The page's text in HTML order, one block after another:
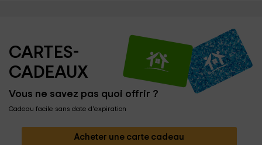
CARTES-
CADEAUX
Vous ne savez pas quoi offrir ?
Cadeau facile sans date d'expiration
Acheter une carte cadeau